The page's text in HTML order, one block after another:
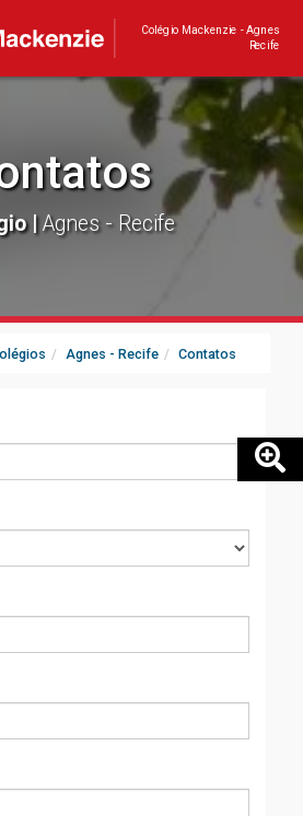
Colégio Mackenzie - Agnes
Recife
| Agnes - Recife
Agnes - Recife Contatos